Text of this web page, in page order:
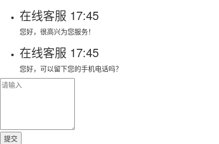
在线客服 17:45
您好，很高兴为您服务！
在线客服 17:45
您好，可以留下您的手机电话吗？